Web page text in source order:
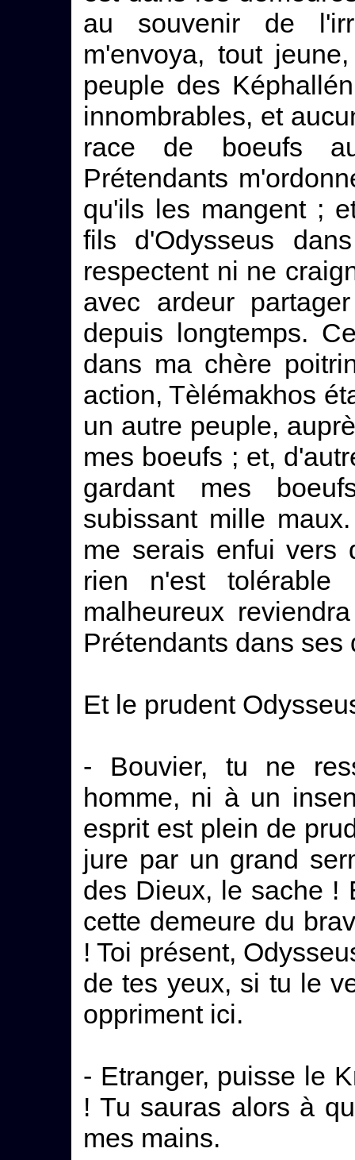
au souvenir de
m'envoya, tout
peuple des
innombrables, et
race de boeufs
Prétendants
qu'ils les mangent ;
fils d'Odysseus
respectent ni ne
avec ardeur
depuis longtemps.
dans ma chère
action, Tèlémakhos
un autre peuple,
mes boeufs ; et,
gardant mes
subissant mille
me serais enfui vers
rien n'est
malheureux
Prétendants dans ses
Et le prudent
- Bouvier, tu ne
homme, ni à un
esprit est plein de
jure par un grand
des Dieux, le sache !
cette demeure du
! Toi présent,
de tes yeux, si tu le
oppriment ici.
- Etranger, puisse le
! Tu sauras alors à
mes mains.